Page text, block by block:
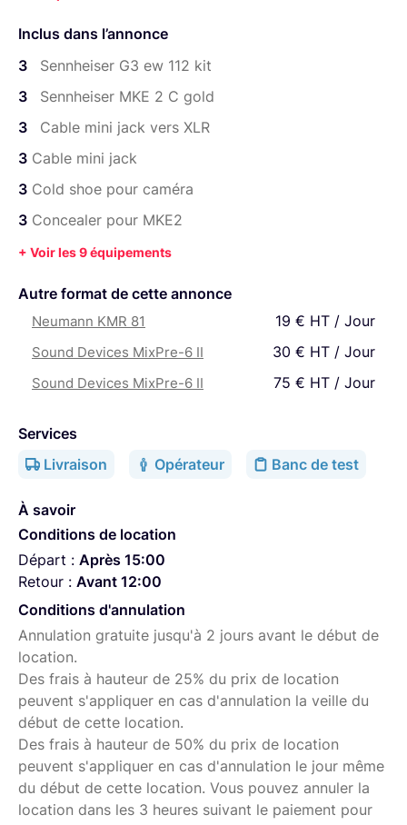
vous aurez besoin, pinces, protection anti vent,
concealer bubble bee, un micro ME2 en backup, piles
rechargeables et chargeur si plusieurs jours, quelques
consommables ( butyle, stickies Rycote), bandes viviana
straps pour cacher l'émetteur dans le dos ou à la cuisse.
3 kits sont disponibles, le prix est à l'unité. Possibilité de
micros et perche, casque audio et tous les accessoires
https://www.lightyshare.com/annonce/show/13192
Que vous pouvez completer avec :
- Couple stereo MS Sennheiser MKH8060/ Ambient ATE
308, Sennheiser MKH 8050, couple stereo cardioïde Line
- 1 HF Sennheiser G4 EW 500
- 2 HF Sennheiser G3 EW 100 avec ME2
- 2 Rode wireless pro avec micro cravate rode (peut
servir comme retour audio + timecode et enregistreur
indépendant)
- Retours audio IEM
Boitiers de timecode Deity TC-1
Micros main sans fil Sennheiser SKM 300 G4
Ceci est mon matériel secondaire, si vous avez besoin
d'un ingénieur du son n'hésitez pas à visiter mon site:
gauthierhammer.wixsite.com
Inclus dans l’annonce
3
Sennheiser G3 ew 112 kit
3
Sennheiser MKE 2 C gold
3
Cable mini jack vers XLR
3 Cable mini jack
3 Cold shoe pour caméra
3 Concealer pour MKE2
+ Voir les 9 équipements
Autre format de cette annonce
Neumann KMR 81 19 € HT / Jour
Sound Devices MixPre-6 II 30 € HT / Jour
Sound Devices MixPre-6 II 75 € HT / Jour
Services
Livraison
Opérateur Banc de test
À savoir
Conditions de location
Départ : Après 15:00
Retour : Avant 12:00
Conditions d'annulation
Annulation gratuite jusqu'à 2 jours avant le début de
location.
Des frais à hauteur de 25% du prix de location
peuvent s'appliquer en cas d'annulation la veille du
début de cette location.
Des frais à hauteur de 50% du prix de location
peuvent s'appliquer en cas d'annulation le jour même
du début de cette location. Vous pouvez annuler la
location dans les 3 heures suivant le paiement pour